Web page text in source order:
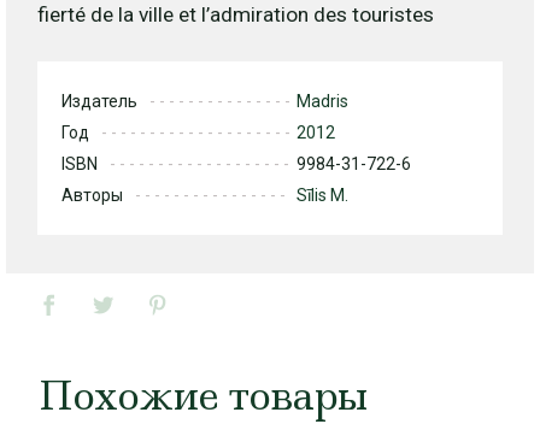
fierté de la ville et l’admiration des touristes
Издатель
Madris
Год
2012
ISBN
9984-31-722-6
Авторы
Sīlis M.
Похожие товары